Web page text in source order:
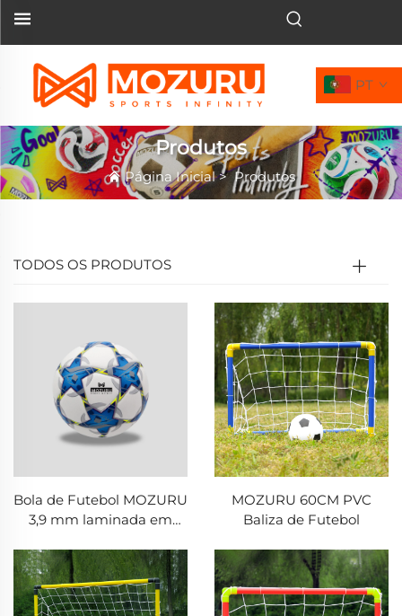
PT
Produtos
Página Inicial>Produtos
TODOS OS PRODUTOS
Bola de Futebol MOZURU
3,9 mm laminada em
MOZURU 60CM PVC
Baliza de Futebol